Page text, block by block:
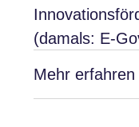
(damals: E-
Mehr